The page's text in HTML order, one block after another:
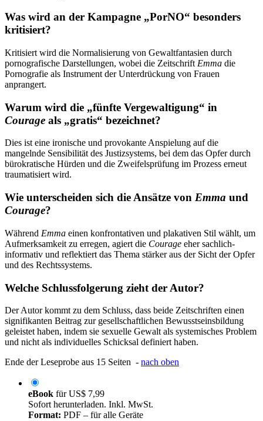
Was wird an der Kampagne „PorNO“ besonders
kritisiert?
Kritisiert wird die Normalisierung von Gewaltfantasien durch
pornografische Darstellungen, wobei die Zeitschrift Emma die
Pornografie als Instrument der Unterdrückung von Frauen
anprangert.
Warum wird die „fünfte Vergewaltigung“ in
Courage als „gratis“ bezeichnet?
Dies ist eine ironische und provokante Anspielung auf die
mangelnde Sensibilität des Justizsystems, bei dem das Opfer durch
bürokratische Hürden und die Zweifelsprüfung im Prozess erneut
traumatisiert wird.
Wie unterscheiden sich die Ansätze von Emma und
Courage?
Während Emma einen konfrontativen und plakativen Stil wählt, um
Aufmerksamkeit zu erregen, agiert die Courage eher sachlich-
informativ und reflektiert das Thema stärker aus der Sicht der Opfer
und des Rechtssystems.
Welche Schlussfolgerung zieht der Autor?
Der Autor kommt zu dem Schluss, dass beide Zeitschriften einen
signifikanten Beitrag zur gesellschaftlichen Bewusstseinsbildung
geleistet haben, indem sie sexuelle Gewalt als systemisches Problem
und nicht als individuelles Schicksal definiert haben.
Ende der Leseprobe aus 15 Seiten - nach oben
eBook fürUS$ 7,99
Sofort herunterladen. Inkl. MwSt.
Format: PDF – für alle Geräte